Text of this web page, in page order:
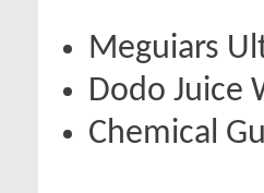
Meguiars
Dodo Juice
Chemical